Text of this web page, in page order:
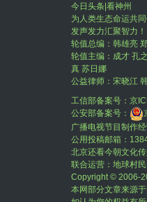
今日头条|看神州
为人类生态命运共
发声发力汇聚智力！
轮值总编：韩雄亮
轮值主编：成才 孔
真 苏日娜
公益律师：宋晓江
工信部备案号： 京
公安部备案号：
广播电视节目制作
公用投稿邮箱：
北京还看今朝文化
联合运营：地球村
Copyright © 2006-
本网部分文章来源